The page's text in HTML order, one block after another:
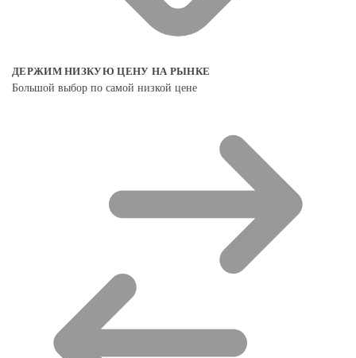
ДЕРЖИМ НИЗКУЮ ЦЕНУ НА РЫНКЕ
Большой выбор по самой низкой цене